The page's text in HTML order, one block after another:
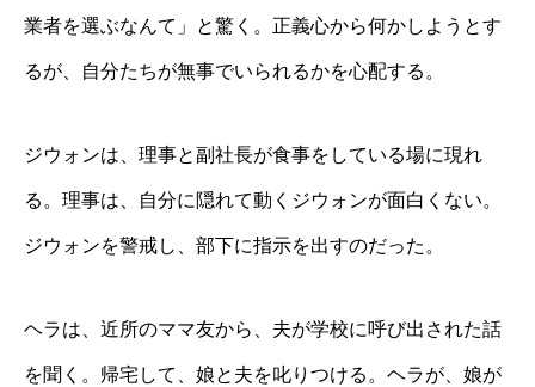
業者を選ぶなんて」と驚く。正義心から何かしようとす
るが、自分たちが無事でいられるかを心配する。
ジウォンは、理事と副社長が食事をしている場に現れ
る。理事は、自分に隠れて動くジウォンが面白くない。
ジウォンを警戒し、部下に指示を出すのだった。
ヘラは、近所のママ友から、夫が学校に呼び出された話
を聞く。帰宅して、娘と夫を叱りつける。ヘラが、娘が